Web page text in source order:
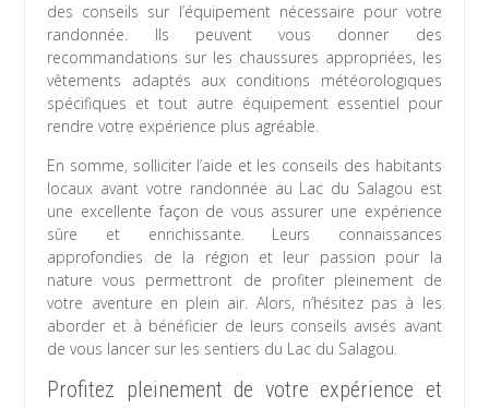
des conseils sur l’équipement nécessaire pour votre
randonnée. Ils peuvent vous donner des
recommandations sur les chaussures appropriées, les
vêtements adaptés aux conditions météorologiques
spécifiques et tout autre équipement essentiel pour
rendre votre expérience plus agréable.
En somme, solliciter l’aide et les conseils des habitants
locaux avant votre randonnée au Lac du Salagou est
une excellente façon de vous assurer une expérience
sûre et enrichissante. Leurs connaissances
approfondies de la région et leur passion pour la
nature vous permettront de profiter pleinement de
votre aventure en plein air. Alors, n’hésitez pas à les
aborder et à bénéficier de leurs conseils avisés avant
de vous lancer sur les sentiers du Lac du Salagou.
Profitez pleinement de votre expérience et